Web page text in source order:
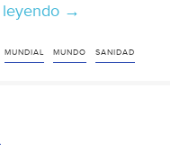
Día
del
→
MUNDIAL MUNDO SANIDAD